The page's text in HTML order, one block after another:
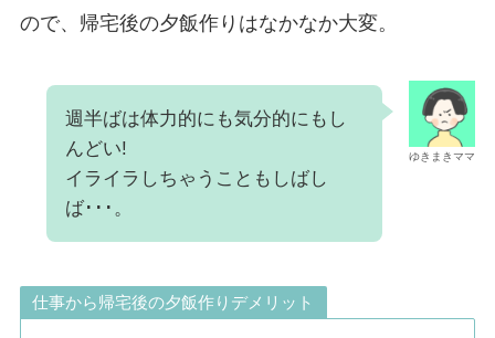
ので、帰宅後の夕飯作りはなかなか大変。
ゆきまきママ
週半ばは体力的にも気分的にもし
んどい!
イライラしちゃうこともしばし
ば･･･。
仕事から帰宅後の夕飯作りデメリット